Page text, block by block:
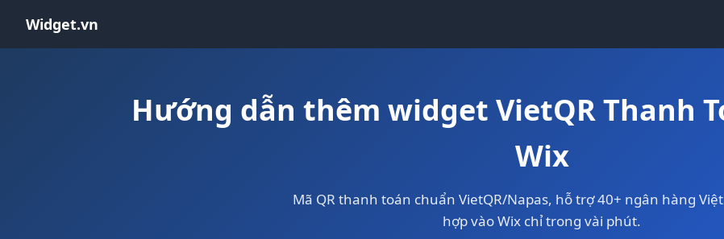
Widget.vn
Hướng dẫn thêm widget VietQR Thanh
Wix
Mã QR thanh toán chuẩn VietQR/Napas, hỗ trợ 40+ ngân hàng
hợp vào Wix chỉ trong vài phút.